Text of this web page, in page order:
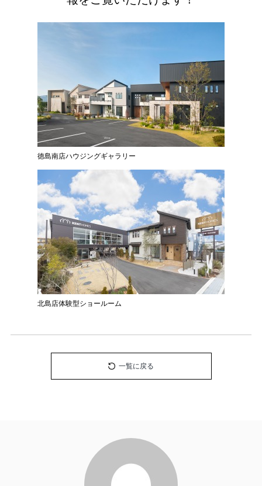
徳島南店ハウジングギャラリー
北島店体験型ショールーム
一覧に戻る